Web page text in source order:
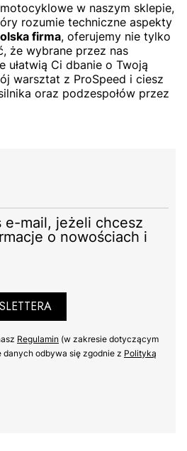
w naszym sklepie,
rozumie techniczne aspekty
firma, oferujemy nie tylko
że wybrane przez nas
ułatwią Ci dbanie o Twoją
warsztat z ProSpeed i ciesz
oraz podzespołów przez
e-mail, jeżeli chcesz
o nowościach i
Regulamin ​​​ (w zakresie dotyczącym
odbywa się zgodnie z Polityką